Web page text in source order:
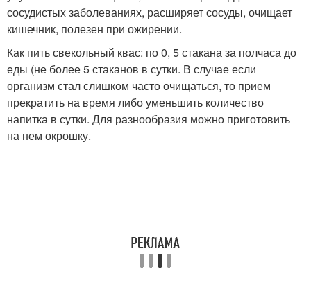
сосудистых заболеваниях, расширяет сосуды, очищает
кишечник, полезен при ожирении.
Как пить свекольный квас: по 0, 5 стакана за полчаса до
еды (не более 5 стаканов в сутки. В случае если
организм стал слишком часто очищаться, то прием
прекратить на время либо уменьшить количество
напитка в сутки. Для разнообразия можно приготовить
на нем окрошку.